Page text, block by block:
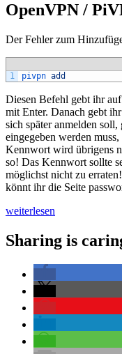
OpenVPN /
Der Fehler zum
1
pivpn add
Diesen Befehl gebt ihr
mit Enter. Danach gebt
sich später anmelden
eingegeben werden
Kennwort wird übrigens
so! Das Kennwort sollte
möglichst nicht zu
könnt ihr die Seite
„OpenVPN/PiVPN
anlegen
und
Raspberry
weiterlesen
Sharing is